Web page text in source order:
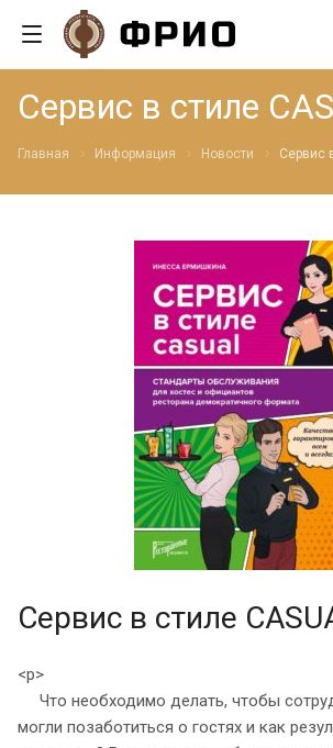
Сервис в стиле
Главная Информация Новости Сервис
Сервис в стиле
<p>
Что необходимо делать, чтобы
могли позаботиться о гостях и как